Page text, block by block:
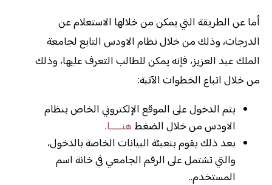
أما عن الطريقة التي يمكن من خلالها الاستعلام عن
الدرجات، وذلك من خلال نظام الاودس التابع لجامعة
الملك عبد العزيز، فإنه يمكن للطالب التعرف عليها، وذلك
من خلال اتباع الخطوات الآتبة:
يتم الدخول على الموقع الإلكتروني الخاص بنظام
الاودس من خلال الضغط هنـــــا.
بعد ذلك يقوم بتعبئة البيانات الخاصة بالدخول،
والتي تشتمل على الرقم الجامعي في خانة اسم
المستخدم..